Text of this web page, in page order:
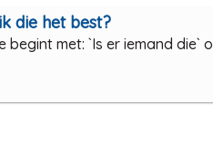
die het best?
met: `Is er iemand